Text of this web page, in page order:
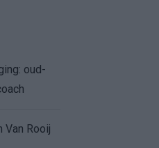
oud-
Van Rooij